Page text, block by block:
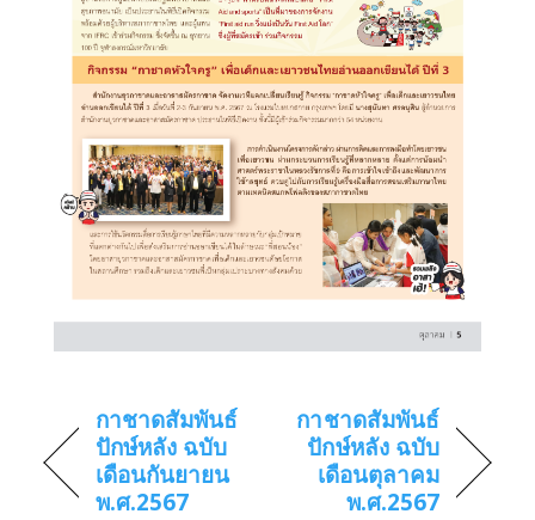
กาชาดสัมพันธ์
ปักษ์หลัง ฉบับ
เดือนกันยายน
พ.ศ.2567
กาชาดสัมพันธ์
ปักษ์หลัง ฉบับ
เดือนตุลาคม
พ.ศ.2567